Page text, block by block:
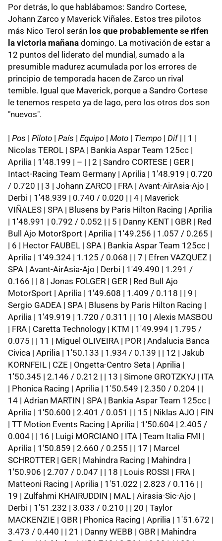
Por detrás, lo que hablábamos: Sandro Cortese,
Johann Zarco y Maverick Viñales. Estos tres pilotos
más Nico Terol serán los que probablemente se rifen
la victoria mañana domingo. La motivación de estar a
12 puntos del liderato del mundial, sumado a la
presumible madurez acumulada por los errores de
principio de temporada hacen de Zarco un rival
temible. Igual que Maverick, porque a Sandro Cortese
le tenemos respeto ya de lago, pero los otros dos son
"nuevos".
| Pos | Piloto | País | Equipo | Moto | Tiempo | Dif| | 1 |
Nicolas TEROL | SPA | Bankia Aspar Team 125cc |
Aprilia | 1'48.199 | – | | 2 | Sandro CORTESE | GER |
Intact-Racing Team Germany | Aprilia | 1'48.919 | 0.720
/ 0.720 | | 3 | Johann ZARCO | FRA | Avant-AirAsia-Ajo |
Derbi | 1'48.939 | 0.740 / 0.020 | | 4 | Maverick
VIÑALES | SPA | Blusens by Paris Hilton Racing | Aprilia
| 1'48.991 | 0.792 / 0.052 | | 5 | Danny KENT | GBR | Red
Bull Ajo MotorSport | Aprilia | 1'49.256 | 1.057 / 0.265 |
| 6 | Hector FAUBEL | SPA | Bankia Aspar Team 125cc |
Aprilia | 1'49.324 | 1.125 / 0.068 | | 7 | Efren VAZQUEZ |
SPA | Avant-AirAsia-Ajo | Derbi | 1'49.490 | 1.291 /
0.166 | | 8 | Jonas FOLGER | GER | Red Bull Ajo
MotorSport | Aprilia | 1'49.608 | 1.409 / 0.118 | | 9 |
Sergio GADEA | SPA | Blusens by Paris Hilton Racing |
Aprilia | 1'49.919 | 1.720 / 0.311 | | 10 | Alexis MASBOU
| FRA | Caretta Technology | KTM | 1'49.994 | 1.795 /
0.075 | | 11 | Miguel OLIVEIRA | POR | Andalucia Banca
Civica | Aprilia | 1'50.133 | 1.934 / 0.139 | | 12 | Jakub
KORNFEIL | CZE | Ongetta-Centro Seta | Aprilia |
1'50.345 | 2.146 / 0.212 | | 13 | Simone GROTZKYJ | ITA
| Phonica Racing | Aprilia | 1'50.549 | 2.350 / 0.204 | |
14 | Adrian MARTIN | SPA | Bankia Aspar Team 125cc |
Aprilia | 1'50.600 | 2.401 / 0.051 | | 15 | Niklas AJO | FIN
| TT Motion Events Racing | Aprilia | 1'50.604 | 2.405 /
0.004 | | 16 | Luigi MORCIANO | ITA | Team Italia FMI |
Aprilia | 1'50.859 | 2.660 / 0.255 | | 17 | Marcel
SCHROTTER | GER | Mahindra Racing | Mahindra |
1'50.906 | 2.707 / 0.047 | | 18 | Louis ROSSI | FRA |
Matteoni Racing | Aprilia | 1'51.022 | 2.823 / 0.116 | |
19 | Zulfahmi KHAIRUDDIN | MAL | Airasia-Sic-Ajo |
Derbi | 1'51.232 | 3.033 / 0.210 | | 20 | Taylor
MACKENZIE | GBR | Phonica Racing | Aprilia | 1'51.672 |
3.473 / 0.440 | | 21 | Danny WEBB | GBR | Mahindra